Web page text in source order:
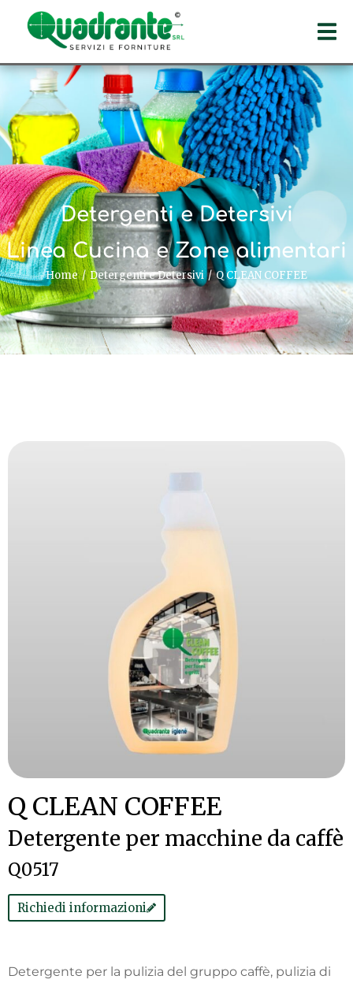
Detergenti e Detersivi
Linea Cucina e Zone alimentari
Tu sei qui:
Home Detergenti e Detersivi Q CLEAN COFFEE
Q CLEAN COFFEE
Detergente per macchine da caffè
Q0517
Richiedi informazioni
Detergente per la pulizia del gruppo caffè, pulizia di